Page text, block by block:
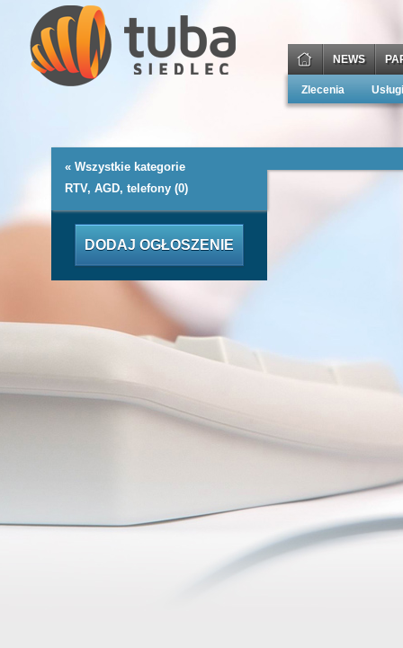
NEWS
Zlecenia Usługi
« Wszystkie kategorie
RTV, AGD, telefony (0)
DODAJ OGŁOSZENIE